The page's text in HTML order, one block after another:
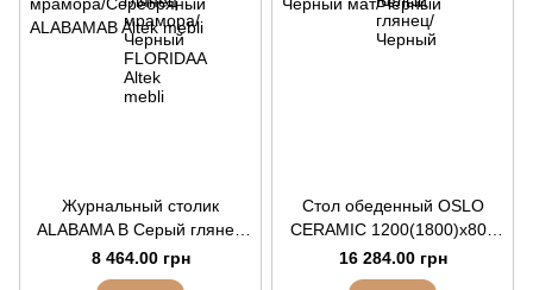
Журнальный столик
ALABAMA B Серый глянец
мрамора/Серебряный
8 464.00 грн
Стол обеденный OSLO
CERAMIC 1200(1800)x800
Черный мат/Черный
16 284.00 грн